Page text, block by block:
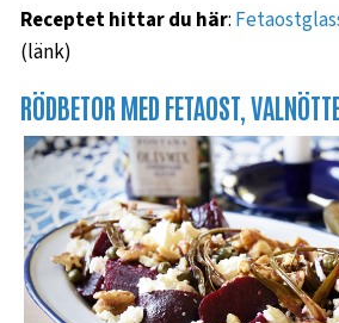
Receptet hittar du här:
(länk)
RÖDBETOR MED FETAOST,